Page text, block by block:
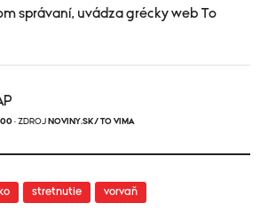
správaní, uvádza grécky web To
· ZDROJ NOVINY.SK/ TO VIMA
stretnutie vorvaň